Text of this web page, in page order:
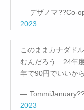
— デザノマ??Co-
2023
このままカナダド
むんだろう…24年
年で90円でいいか
—
2023